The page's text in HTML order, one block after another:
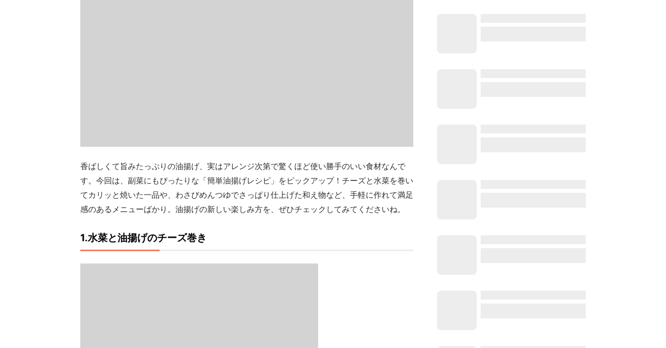
香ばしくて旨みたっぷりの油揚げ、実はアレンジ次第で驚くほど使い勝手のいい食材なんで
す。今回は、副菜にもぴったりな「簡単油揚げレシピ」をピックアップ！チーズと水菜を巻い
てカリッと焼いた一品や、わさびめんつゆでさっぱり仕上げた和え物など、手軽に作れて満足
感のあるメニューばかり。油揚げの新しい楽しみ方を、ぜひチェックしてみてくださいね。
1.水菜と油揚げのチーズ巻き